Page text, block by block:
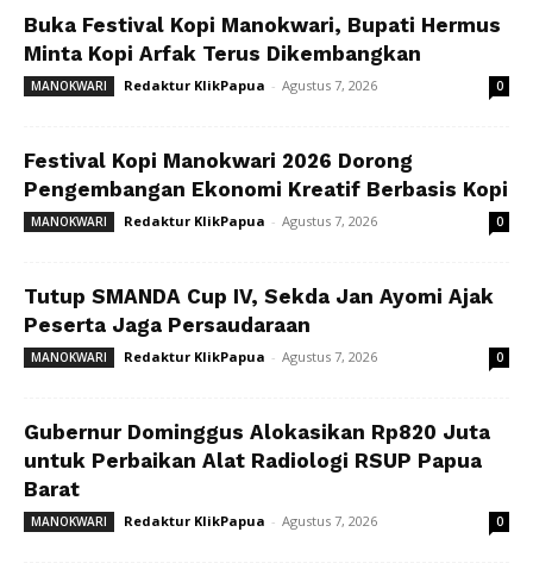
Buka Festival Kopi Manokwari, Bupati Hermus
Minta Kopi Arfak Terus Dikembangkan
MANOKWARI Redaktur KlikPapua - Agustus 7, 2026 0
Festival Kopi Manokwari 2026 Dorong
Pengembangan Ekonomi Kreatif Berbasis Kopi
MANOKWARI Redaktur KlikPapua - Agustus 7, 2026 0
Tutup SMANDA Cup IV, Sekda Jan Ayomi Ajak
Peserta Jaga Persaudaraan
MANOKWARI Redaktur KlikPapua - Agustus 7, 2026 0
Gubernur Dominggus Alokasikan Rp820 Juta
untuk Perbaikan Alat Radiologi RSUP Papua
Barat
MANOKWARI Redaktur KlikPapua - Agustus 7, 2026 0